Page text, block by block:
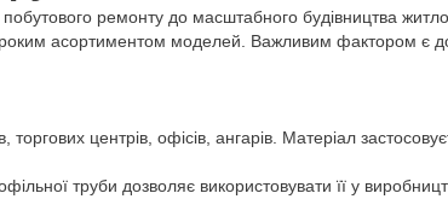
ремонту до масштабного будівництва
асортиментом моделей. Важливим фактором є
центрів, офісів, ангарів. Матеріал
труби дозволяє використовувати її у